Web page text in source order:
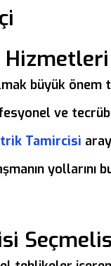
büyük önem
ve
Tamircisi
yollarını bu